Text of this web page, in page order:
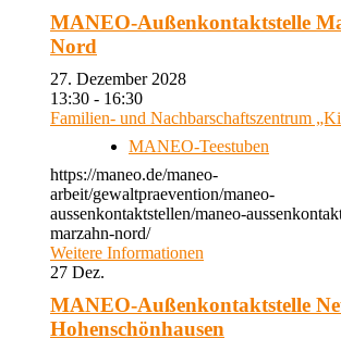
MANEO-Außenkontaktstelle
Nord
27. Dezember 2028
13:30 - 16:30
Familien- und Nachbarschaftszentrum
MANEO-Teestuben
https://maneo.de/maneo-
arbeit/gewaltpraevention/maneo-
aussenkontaktstellen/maneo-
marzahn-nord/
Weitere Informationen
27 Dez.
MANEO-Außenkontaktstelle
Hohenschönhausen